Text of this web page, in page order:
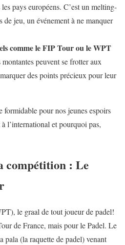
pays européens. C’est un melting-
de jeu, un événement à ne manquer
comme le FIP Tour ou le WPT
montantes peuvent se frotter aux
des points précieux pour leur
formidable pour nos jeunes espoirs
l’international et pourquoi pas,
compétition : Le
le graal de tout joueur de padel!
de France, mais pour le Padel. Le
pala (la raquette de padel) venant